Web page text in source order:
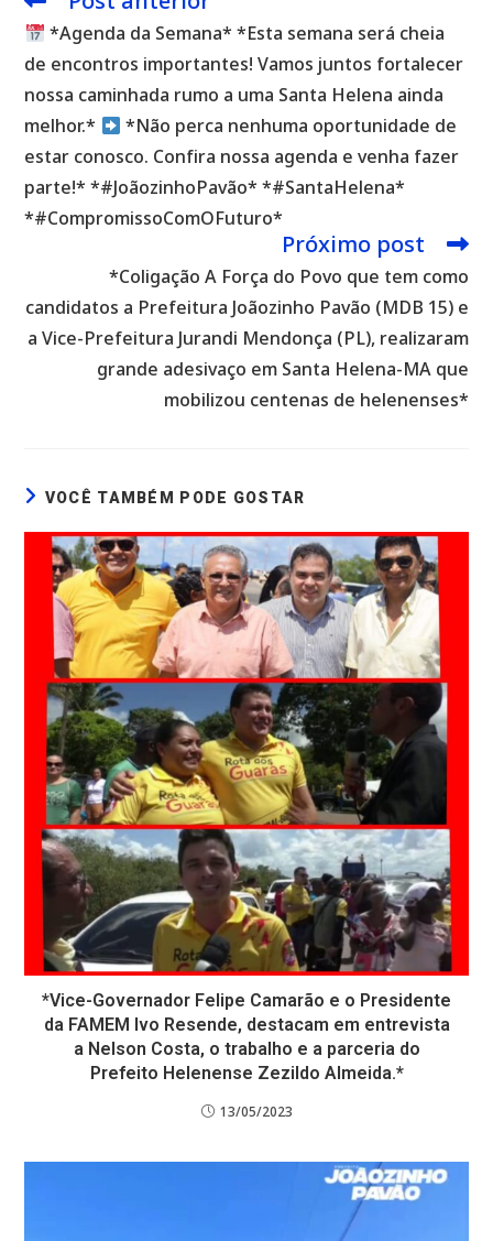
artigos*Agenda da Semana* *Esta semana será cheia
de encontros importantes! Vamos juntos fortalecer
nossa caminhada rumo a uma Santa Helena ainda
melhor.*
*Não perca nenhuma oportunidade de
estar conosco. Confira nossa agenda e venha fazer
parte!* *#JoãozinhoPavão* *#SantaHelena*
*#CompromissoComOFuturo*
Próximo post
*Coligação A Força do Povo que tem como
candidatos a Prefeitura Joãozinho Pavão (MDB 15) e
a Vice-Prefeitura Jurandi Mendonça (PL), realizaram
grande adesivaço em Santa Helena-MA que
mobilizou centenas de helenenses*
VOCÊ TAMBÉM PODE GOSTAR
*Vice-Governador Felipe Camarão e o Presidente
da FAMEM Ivo Resende, destacam em entrevista
a Nelson Costa, o trabalho e a parceria do
Prefeito Helenense Zezildo Almeida.*
13/05/2023